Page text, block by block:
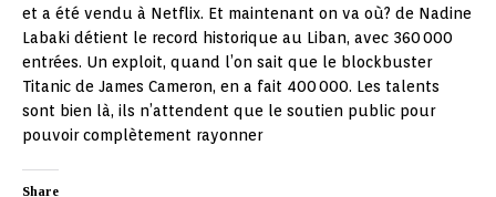
et a été vendu à Netflix. Et maintenant on va où? de Nadine
Labaki détient le record historique au Liban, avec 360 000
entrées. Un exploit, quand l’on sait que le blockbuster
Titanic de James Cameron, en a fait 400 000. Les talents
sont bien là, ils n’attendent que le soutien public pour
pouvoir complètement rayonner
Share